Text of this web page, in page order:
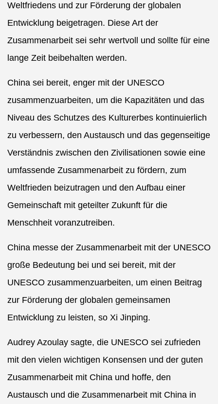
Weltfriedens und zur Förderung der globalen
Entwicklung beigetragen. Diese Art der
Zusammenarbeit sei sehr wertvoll und sollte für eine
lange Zeit beibehalten werden.
China sei bereit, enger mit der UNESCO
zusammenzuarbeiten, um die Kapazitäten und das
Niveau des Schutzes des Kulturerbes kontinuierlich
zu verbessern, den Austausch und das gegenseitige
Verständnis zwischen den Zivilisationen sowie eine
umfassende Zusammenarbeit zu fördern, zum
Weltfrieden beizutragen und den Aufbau einer
Gemeinschaft mit geteilter Zukunft für die
Menschheit voranzutreiben.
China messe der Zusammenarbeit mit der UNESCO
große Bedeutung bei und sei bereit, mit der
UNESCO zusammenzuarbeiten, um einen Beitrag
zur Förderung der globalen gemeinsamen
Entwicklung zu leisten, so Xi Jinping.
Audrey Azoulay sagte, die UNESCO sei zufrieden
mit den vielen wichtigen Konsensen und der guten
Zusammenarbeit mit China und hoffe, den
Austausch und die Zusammenarbeit mit China in